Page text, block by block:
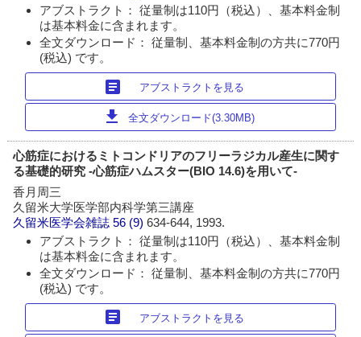
アブストラクト： 従量制は110円（税込）、基本料金制
は基本料金に含まれます。
全文ダウンロード： 従量制、基本料金制の方共に770円
(税込) です。
article アブストラクトを見る
download 全文ダウンロード(3.30MB)
心筋症におけるミトコンドリアのフリーラジカル産生に関す
る基礎的研究 -心筋症ハムスター(BIO 14.6)を用いて-
香月周三
久留米大学医学部内科学第三講座
久留米医学会雑誌 56 (9)634-644, 1993.
アブストラクト： 従量制は110円（税込）、基本料金制
は基本料金に含まれます。
全文ダウンロード： 従量制、基本料金制の方共に770円
(税込) です。
article アブストラクトを見る